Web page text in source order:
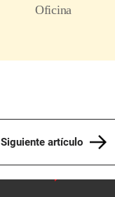
Siguiente artículo